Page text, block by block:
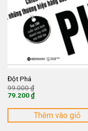
Đột Phá
99.000₫
99.000 ₫.
79.200₫
hiện
là:
Thêm vào giỏ